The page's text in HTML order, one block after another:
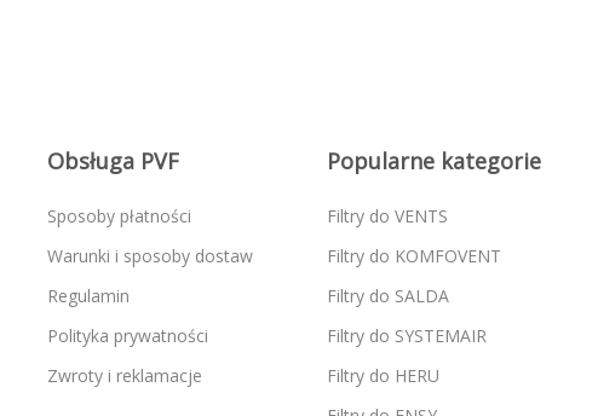
Obsługa PVF
Sposoby płatności
Warunki i sposoby dostaw
Regulamin
Polityka prywatności
Zwroty i reklamacje
Popularne kategorie
Filtry do VENTS
Filtry do KOMFOVENT
Filtry do SALDA
Filtry do SYSTEMAIR
Filtry do HERU